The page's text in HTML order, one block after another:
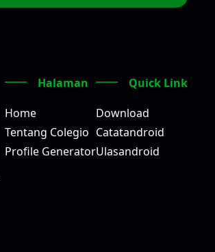
Halaman
Home
Tentang Colegio
Profile Generator
Quick Link
Download
Catatandroid
Ulasandroid